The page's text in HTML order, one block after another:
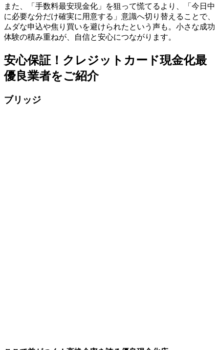
また、「手数料最安現金化」を狙って慌てるより、「今日中
に必要な分だけ確実に用意する」意識へ切り替えることで、
ムダな申込や焦り買いを避けられたという声も。小さな成功
体験の積み重ねが、自信と安心につながります。
安心保証！クレジットカード現金化最
優良業者をご紹介
ブリッジ